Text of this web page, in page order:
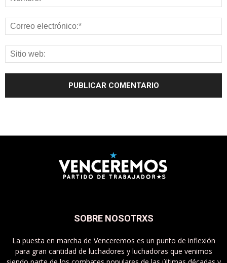
SOBRE NOSOTRXS
La puesta en marcha de Venceremos es un punto de inflexión
para gran cantidad de luchadores y luchadoras que venimos